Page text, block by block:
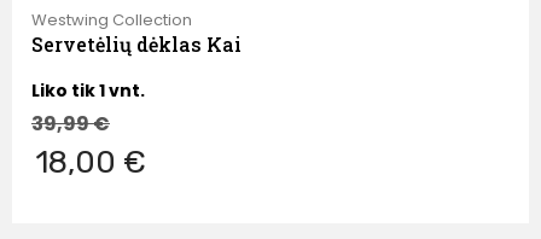
Westwing Collection
Servetėlių dėklas Kai
Liko tik 1 vnt.
39,99€
18,00 €